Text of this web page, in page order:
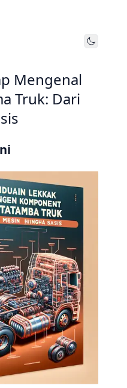
Toggle
Mengenal
Truk: Dari